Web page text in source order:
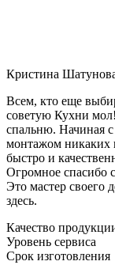
Кристина
Всем, кто еще
советую Кухни
спальню. Начиная с
монтажом никаких
быстро и
Огромное спасибо
Это мастер своего
здесь.
Качество
Уровень сервиса
Срок изготовления